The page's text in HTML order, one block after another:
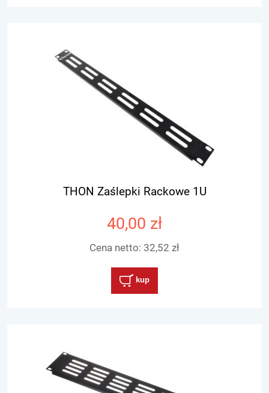
THON Zaślepki Rackowe 1U
40,00 zł
Cena netto: 32,52 zł
kup